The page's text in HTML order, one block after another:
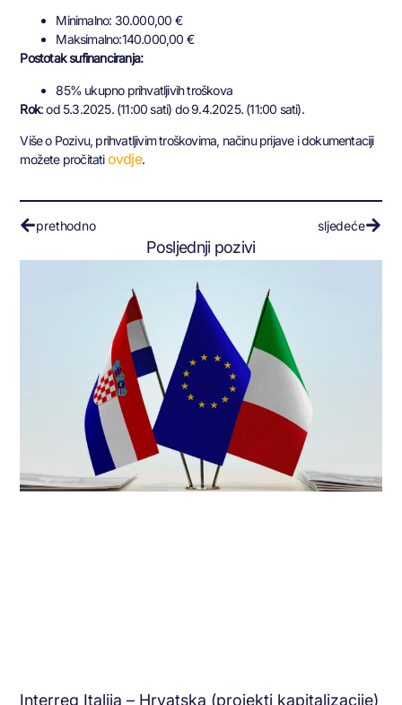
Minimalno: 30.000,00 €
Maksimalno:140.000,00 €
Postotak sufinanciranja:
85% ukupno prihvatljivih troškova
Rok: od 5.3.2025. (11:00 sati) do 9.4.2025. (11:00 sati).
Više o Pozivu, prihvatljivim troškovima, načinu prijave i dokumentaciji
možete pročitatiovdje.
prethodno sljedeće
Posljednji pozivi
Interreg Italija – Hrvatska (projekti kapitalizacije)